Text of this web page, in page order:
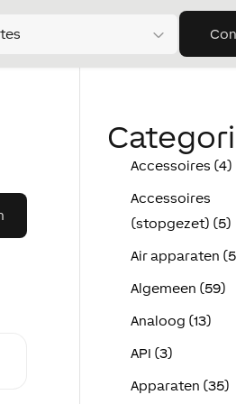
Accessoires (4)
Accessoires
(stopgezet) (5)
Air apparaten
Algemeen (59)
Analoog (13)
API (3)
Apparaten (35)